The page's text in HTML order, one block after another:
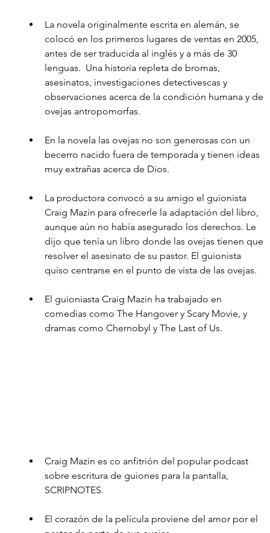
La novela originalmente escrita en alemán, se
colocó en los primeros lugares de ventas en 2005,
antes de ser traducida al inglés y a más de 30
lenguas.  Una historia repleta de bromas,
asesinatos, investigaciones detectivescas y
observaciones acerca de la condición humana y de
ovejas antropomorfas.
En la novela las ovejas no son generosas con un
becerro nacido fuera de temporada y tienen ideas
muy extrañas acerca de Dios.
La productora convocó a su amigo el guionista
Craig Mazin para ofrecerle la adaptación del libro,
aunque aún no había asegurado los derechos. Le
dijo que tenía un libro donde las ovejas tienen que
resolver el asesinato de su pastor. El guionista
quiso centrarse en el punto de vista de las ovejas.
El guioniasta Craig Mazin ha trabajado en
comedias como The Hangover y Scary Movie, y
dramas como Chernobyl y The Last of Us.
Craig Mazin es co anfitrión del popular podcast
sobre escritura de guiones para la pantalla,
SCRIPNOTES.
El corazón de la película proviene del amor por el